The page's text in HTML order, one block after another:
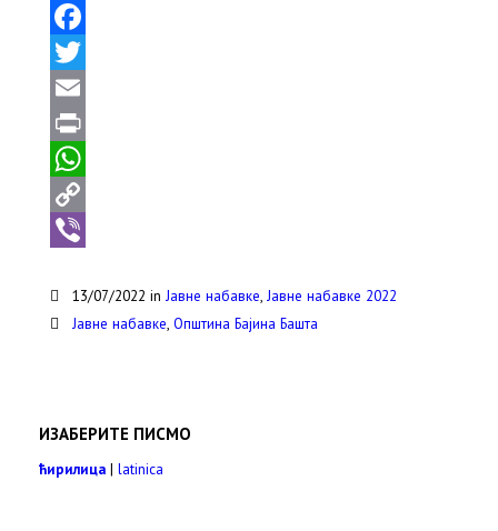
F
a
c
e
b
o
k
T
w
t
t
r
E
m
a
P
t
W
h
t
s
p
C
p
y
n
k
i
b
13/07/2022 in Јавне набавке, Јавне набавке 2022
Јавне набавке, Општина Бајина Башта
ИЗАБЕРИТЕ ПИСМО
ћирилица | latinica